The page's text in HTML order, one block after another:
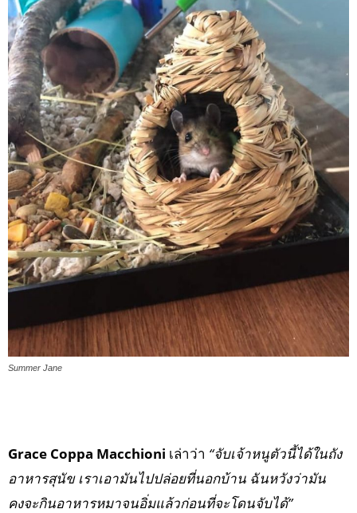
Summer Jane
Grace Coppa Macchioni เล่าว่า “จับเจ้าหนูตัวนี้ได้ในถัง
อาหารสุนัข เราเอามันไปปล่อยที่นอกบ้าน ฉันหวังว่ามัน
คงจะกินอาหารหมาจนอิ่มแล้วก่อนที่จะโดนจับได้”